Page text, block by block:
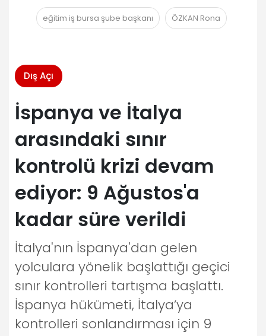
eğitim iş bursa şube başkanı ÖZKAN Rona
Dış Açı
İspanya ve İtalya
arasındaki sınır
kontrolü krizi devam
ediyor: 9 Ağustos'a
kadar süre verildi
İtalya'nın İspanya'dan gelen
yolculara yönelik başlattığı geçici
sınır kontrolleri tartışma başlattı.
İspanya hükümeti, İtalya’ya
kontrolleri sonlandırması için 9